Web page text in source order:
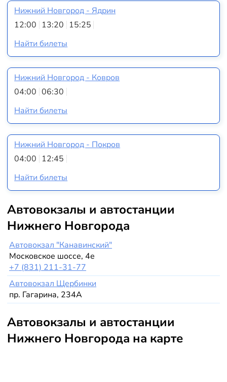
Нижний Новгород - Ядрин
12:00 13:20 15:25
Найти билеты
Нижний Новгород - Ковров
04:00 06:30
Найти билеты
Нижний Новгород - Покров
04:00 12:45
Найти билеты
Автовокзалы и автостанции
Нижнего Новгорода
Автовокзал "Канавинский"
Московское шоссе, 4е
+7 (831) 211-31-77
Автовокзал Щербинки
пр. Гагарина, 234А
Автовокзалы и автостанции
Нижнего Новгорода на карте